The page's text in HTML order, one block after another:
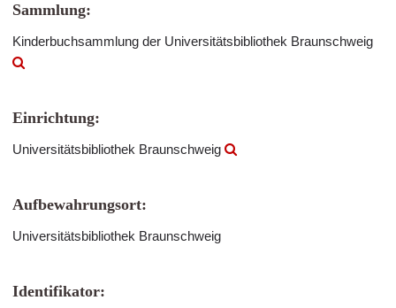
Sammlung:
Kinderbuchsammlung der Universitätsbibliothek Braunschweig
Einrichtung:
Universitätsbibliothek Braunschweig
Aufbewahrungsort:
Universitätsbibliothek Braunschweig
Identifikator: